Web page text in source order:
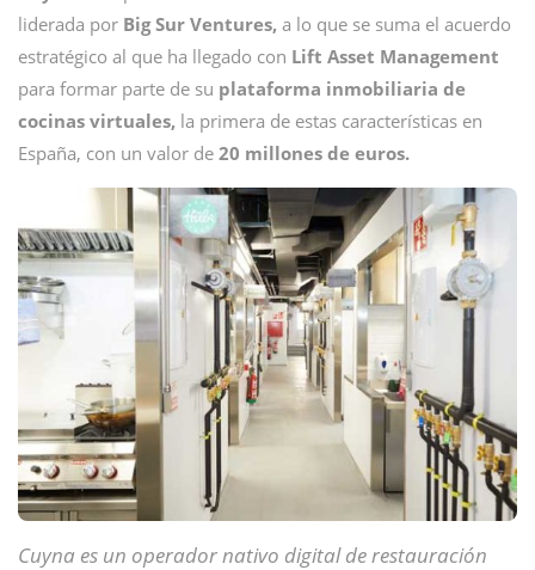
liderada por Big Sur Ventures, a lo que se suma el acuerdo
estratégico al que ha llegado con Lift Asset Management
para formar parte de su plataforma inmobiliaria de
cocinas virtuales, la primera de estas características en
España, con un valor de 20 millones de euros.
Cuyna es un operador nativo digital de restauración